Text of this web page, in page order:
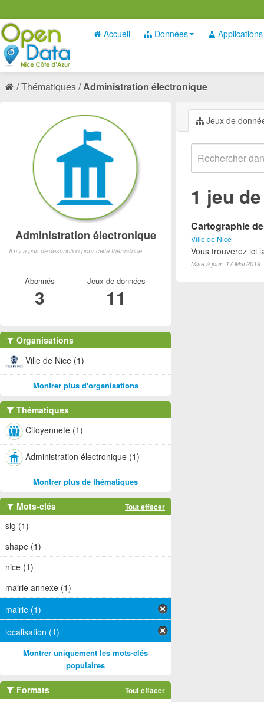
Accueil Données Applications
Thématiques Administration électronique
Jeux de
1 jeu
Cartographie
Ville de Nice
Vous trouverez ici
Mise à jour: 17 Mai 2019
Administration électronique
Il n'y a pas de description pour cette thématique
Abonnés
3
Jeux de données
11
Organisations
Ville de Nice (1)
Montrer plus d'organisations
Thématiques
Citoyenneté (1)
Administration électronique (1)
Montrer plus de thématiques
Mots-clés Tout effacer
sig (1)
shape (1)
nice (1)
mairie annexe (1)
mairie (1)
localisation (1)
Montrer uniquement les mots-clés
populaires
Formats Tout effacer